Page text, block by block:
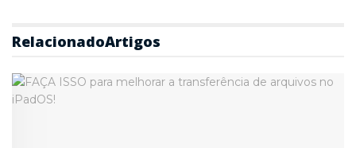
RelacionadoArtigos